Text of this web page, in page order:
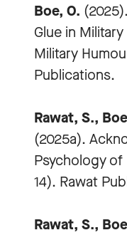
Boe, O.
Glue in
Military
Publications.
Rawat, S.,
(2025a).
Psychology of
14). Rawat
Rawat, S.,